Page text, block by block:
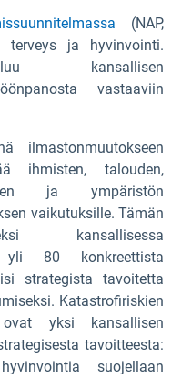
(NAP,
ja hyvinvointi.
kansallisen
vastaaviin
ilmastonmuutokseen
ihmisten, talouden,
ja ympäristön
vaikutuksille. Tämän
kansallisessa
yli 80 konkreettista
strategista tavoitetta
Katastrofiriskien
yksi kansallisen
tavoitteesta:
suojellaan